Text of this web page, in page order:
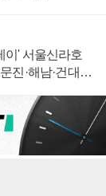
이' 서울신라호
진·해남·건대로